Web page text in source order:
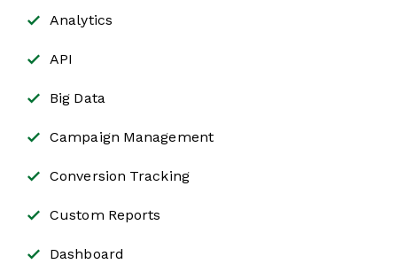
Analytics
API
Big Data
Campaign Management
Conversion Tracking
Custom Reports
Dashboard